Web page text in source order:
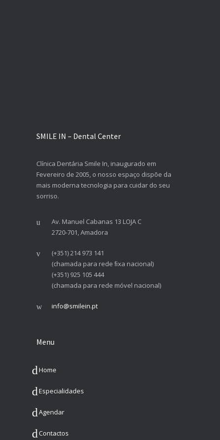
SMILE IN – Dental Center
Clínica Dentária Smile In, inaugurado em
Fevereiro de 2005, o nosso espaço dispõe da
mais moderna tecnologia para cuidar do seu
sorriso.
Av. Manuel Cabanas 13 LOJA C
2720-701, Amadora
(+351) 214 973 141
(chamada para rede ﬁxa nacional)
(+351) 925 105 444
(chamada para rede móvel nacional)
info@smilein.pt
Menu
Home
Especialidades
Agendar
Contactos